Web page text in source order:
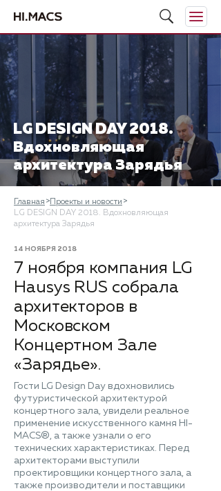
LG DESIGN DAY 2018.
Вдохновляющая
архитектура Зарядья
Главная
Проекты и новости
LG DESIGN DAY 2018. Вдохновляющая
архитектура Зарядья
14 НОЯБРЯ 2018
7 ноября компания LG
Hausys RUS собрала
архитекторов в
Московском
Концертном Зале
«Зарядье».
Гости LG Design Day вдохновились
футуристической архитектурой
концертного зала, увидели реальное
применение искусственного камня HI-
MACS®, а также узнали о его
технических характеристиках. Перед
архитекторами выступили
проектировщики концертного зала, а
также производители и поставщики